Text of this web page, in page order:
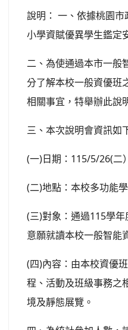
說明： 一、依據桃園
小學資賦優異學生鑑定
二、為使通過本市一般
分了解本校一般資優班
相關事宜，特舉辦此說
三、本次說明會資訊如
(一)日期：115/5/26(二
(二)地點：本校多功能
(三)對象：通過115學
意願就讀本校一般智能
(四)內容：由本校資優
程、活動及班級事務之
境及靜態展覽。